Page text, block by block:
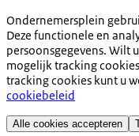
Ondernemersplein
Deze functionele en
persoonsgegevens. Wilt
mogelijk tracking
tracking cookies kunt u
cookiebeleid
Alle cookies accepteren